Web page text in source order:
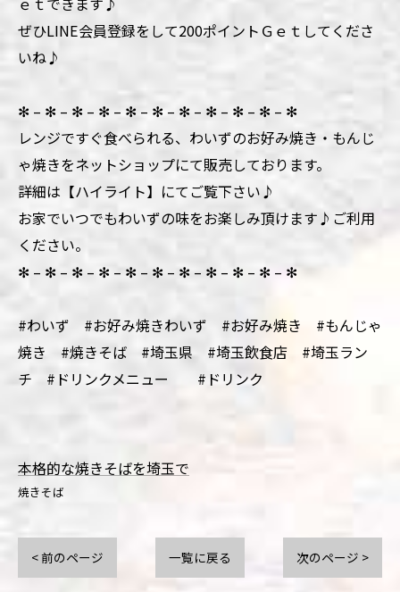
ぜひLINE会員登録をして200ポイントＧｅｔしてくださ
いね♪
✻ – ✻ – ✻ – ✻ – ✻ – ✻ – ✻ – ✻ – ✻ – ✻ – ✻
レンジですぐ食べられる、わいずのお好み焼き・もんじ
ゃ焼きをネットショップにて販売しております。
詳細は【ハイライト】にてご覧下さい♪
お家でいつでもわいずの味をお楽しみ頂けます♪ご利用
ください。
✻ – ✻ – ✻ – ✻ – ✻ – ✻ – ✻ – ✻ – ✻ – ✻ – ✻
#わいず #お好み焼きわいず #お好み焼き #もんじゃ
焼き #焼きそば #埼玉県 #埼玉飲食店 #埼玉ラン
チ #ドリンクメニュー #ドリンク
本格的な焼きそばを埼玉で
焼きそば
< 前のページ 一覧に戻る 次のページ >